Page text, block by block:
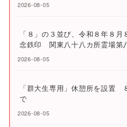
2026-08-05
「８」の３並び、令和８年８
念鉄印 関東八十八カ所霊場第
2026-08-05
「群大生専用」休憩所を設置
で
2026-08-05